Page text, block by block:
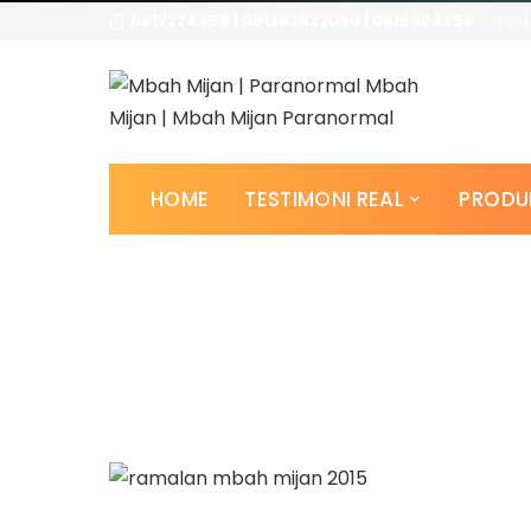
HOME TESTIMONI REAL